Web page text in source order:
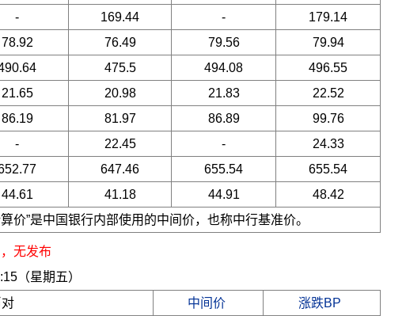
- 169.44 -
179.14
78.92 76.49 79.56
79.94
475.5 494.08
496.55
21.65 20.98 21.83
22.52
86.19 81.97 86.89
99.76
- 22.45 -
24.33
647.46 655.54
655.54
44.61 41.18 44.91
48.42
价”是中国银行内部使用的中间价，也称中行基准价。
，无发布
（星期五）
中间价
涨跌BP